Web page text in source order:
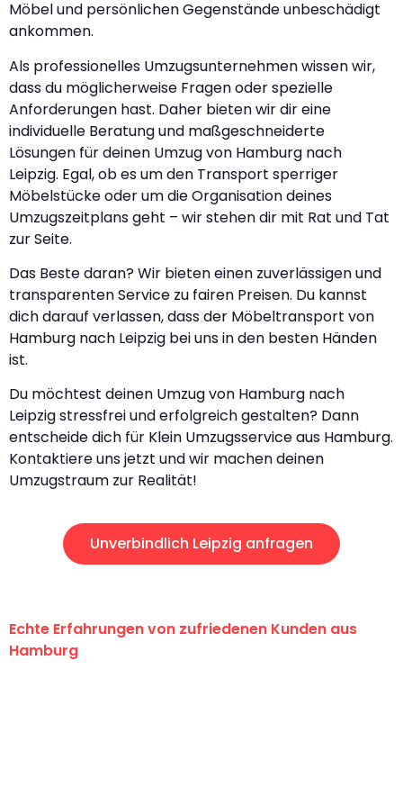
Möbel und persönlichen Gegenstände unbeschädigt
ankommen.
Als professionelles Umzugsunternehmen wissen wir,
dass du möglicherweise Fragen oder spezielle
Anforderungen hast. Daher bieten wir dir eine
individuelle Beratung und maßgeschneiderte
Lösungen für deinen Umzug von Hamburg nach
Leipzig. Egal, ob es um den Transport sperriger
Möbelstücke oder um die Organisation deines
Umzugszeitplans geht – wir stehen dir mit Rat und Tat
zur Seite.
Das Beste daran? Wir bieten einen zuverlässigen und
transparenten Service zu fairen Preisen. Du kannst
dich darauf verlassen, dass der Möbeltransport von
Hamburg nach Leipzig bei uns in den besten Händen
ist.
Du möchtest deinen Umzug von Hamburg nach
Leipzig stressfrei und erfolgreich gestalten? Dann
entscheide dich für Klein Umzugsservice aus Hamburg.
Kontaktiere uns jetzt und wir machen deinen
Umzugstraum zur Realität!
Unverbindlich Leipzig anfragen
Echte Erfahrungen von zufriedenen Kunden aus
Hamburg